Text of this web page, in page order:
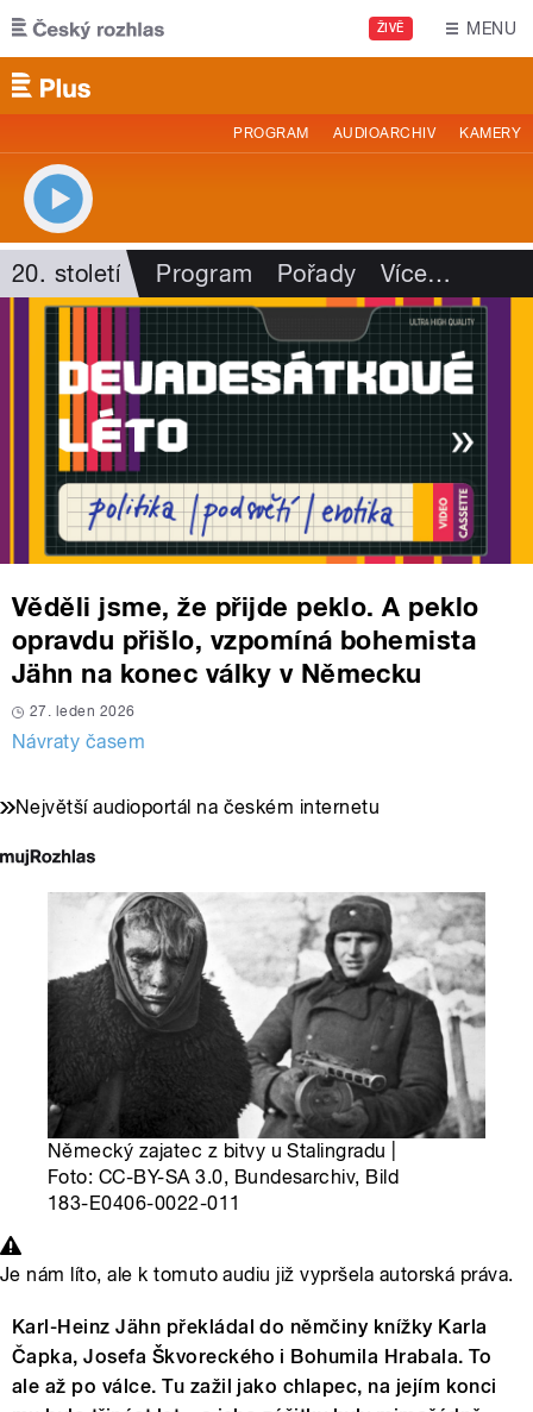
Přejít k hlavnímu obsahu
ŽIVĚ MENU
PROGRAM AUDIOARCHIV KAMERY
20. století Program Pořady Více…
Věděli jsme, že přijde peklo. A peklo
opravdu přišlo, vzpomíná bohemista
Jähn na konec války v Německu
27. leden 2026
Návraty časem
Největší audioportál na českém internetu
Německý zajatec z bitvy u Stalingradu |
Foto: CC-BY-SA 3.0, Bundesarchiv, Bild
183-E0406-0022-011
Je nám líto, ale k tomuto audiu již vypršela autorská práva.
Karl-Heinz Jähn překládal do němčiny knížky Karla
Čapka, Josefa Škvoreckého i Bohumila Hrabala. To
ale až po válce. Tu zažil jako chlapec, na jejím konci